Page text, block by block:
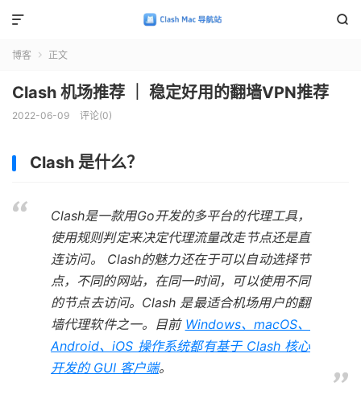


博客  正文
Clash 机场推荐 ｜ 稳定好用的翻墙VPN推荐
2022-06-09 评论(0)
Clash 是什么？
Clash是一款用Go开发的多平台的代理工具，
使用规则判定来决定代理流量改走节点还是直
连访问。 Clash的魅力还在于可以自动选择节
点，不同的网站，在同一时间，可以使用不同
的节点去访问。Clash 是最适合机场用户的翻
墙代理软件之一。目前 Windows、macOS、
Android、iOS 操作系统都有基于 Clash 核心
开发的 GUI 客户端。